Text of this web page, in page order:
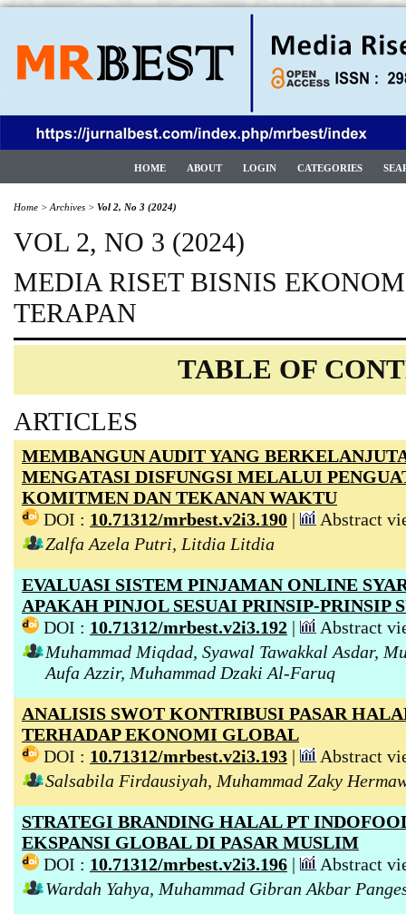
HOME ABOUT LOGIN CATEGORIES
Home > Archives > Vol 2, No 3 (2024)
VOL 2, NO 3 (2024)
MEDIA RISET BISNIS
TERAPAN
TABLE OF
ARTICLES
MEMBANGUN AUDIT YANG
MENGATASI DISFUNGSI MELALUI
KOMITMEN DAN TEKANAN WAKTU
DOI : 10.71312/mrbest.v2i3.190 |
Abstract
Zalfa Azela Putri, Litdia Litdia
EVALUASI SISTEM PINJAMAN ONLINE
APAKAH PINJOL SESUAI PRINSIP-PRINSIP
DOI : 10.71312/mrbest.v2i3.192 |
Abstract
Muhammad Miqdad, Syawal Tawakkal Asdar,
Aufa Azzir, Muhammad Dzaki Al-Faruq
ANALISIS SWOT KONTRIBUSI PASAR
TERHADAP EKONOMI GLOBAL
DOI : 10.71312/mrbest.v2i3.193 |
Abstract
Salsabila Firdausiyah, Muhammad Zaky
STRATEGI BRANDING HALAL PT
EKSPANSI GLOBAL DI PASAR MUSLIM
DOI : 10.71312/mrbest.v2i3.196 |
Abstract
Wardah Yahya, Muhammad Gibran Akbar